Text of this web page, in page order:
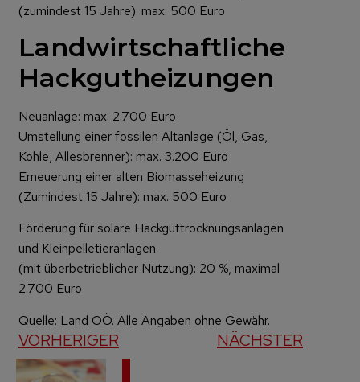
(zumindest 15 Jahre): max. 500 Euro
Landwirtschaftliche
Hackgutheizungen
Neuanlage: max. 2.700 Euro
Umstellung einer fossilen Altanlage (Öl, Gas,
Kohle, Allesbrenner): max. 3.200 Euro
Erneuerung einer alten Biomasseheizung
(Zumindest 15 Jahre): max. 500 Euro
Förderung für solare Hackguttrocknungsanlagen
und Kleinpelletieranlagen
(mit überbetrieblicher Nutzung): 20 %, maximal
2.700 Euro
Quelle: Land OÖ. Alle Angaben ohne Gewähr.
VORHERIGER NÄCHSTER